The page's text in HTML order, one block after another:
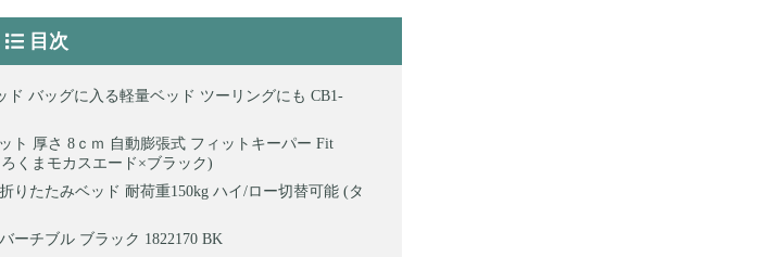
目次
バッグに入る軽量ベッド ツーリングにも CB1-
ト 厚さ 8ｃｍ 自動膨張式 フィットキーパー Fit
くまモカスエード×ブラック)
りたたみベッド 耐荷重150kg ハイ/ロー切替可能 (タ
ーチブル ブラック 1822170 BK